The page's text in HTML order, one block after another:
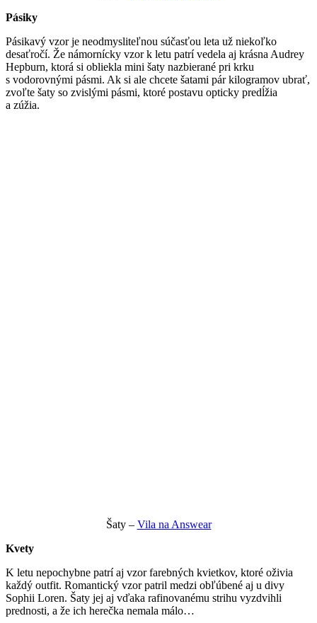
Pásiky
Pásikavý vzor je neodmysliteľnou súčasťou leta už niekoľko
desaťročí. Že námornícky vzor k letu patrí vedela aj krásna Audrey
Hepburn, ktorá si obliekla mini šaty nazbierané pri krku
s vodorovnými pásmi. Ak si ale chcete šatami pár kilogramov ubrať,
zvoľte šaty so zvislými pásmi, ktoré postavu opticky predĺžia
a zúžia.
Šaty – Vila na Answear
Kvety
K letu nepochybne patrí aj vzor farebných kvietkov, ktoré oživia
každý outfit. Romantický vzor patril medzi obľúbené aj u divy
Sophii Loren. Šaty jej aj vďaka rafinovanému strihu vyzdvihli
prednosti, a že ich herečka nemala málo…